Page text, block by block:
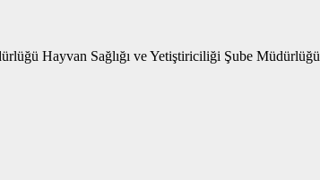
Hayvan Sağlığı ve Yetiştiriciliği Şube